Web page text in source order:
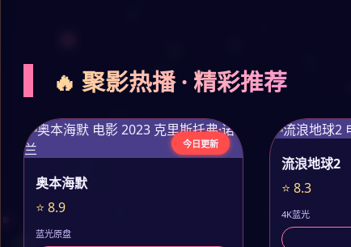
🔥 聚影热播 · 精彩推荐
今日更新
奥本海默
⭐ 8.9
蓝光原盘
流浪地球2
⭐ 8.3
4K蓝光